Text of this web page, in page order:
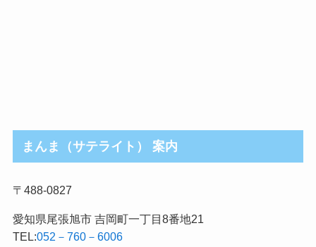
まんま（サテライト） 案内
〒488-0827
愛知県尾張旭市 吉岡町一丁目8番地21
TEL:052－760－6006